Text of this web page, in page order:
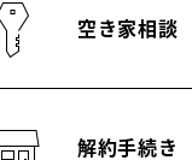
空き家相談
解約手続き